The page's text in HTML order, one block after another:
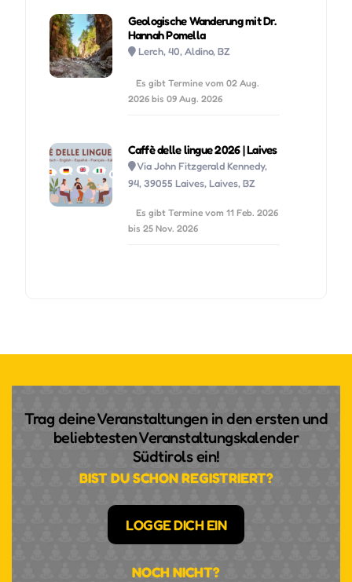
Geologische Wanderung mit Dr.
Hannah Pomella
Lerch, 40, Aldino, BZ
Es gibt Termine vom 02 Aug.
2026 bis 09 Aug. 2026
Caffè delle lingue 2026 | Laives
Via John Fitzgerald Kennedy,
94, 39055 Laives, Laives, BZ
Es gibt Termine vom 11 Feb. 2026
bis 25 Nov. 2026
Trag deine Veranstaltungen in den ersten und
beliebtesten Veranstaltungskalender
Südtirols ein!
BIST DU SCHON REGISTRIERT?
LOGGE DICH EIN
NOCH NICHT?